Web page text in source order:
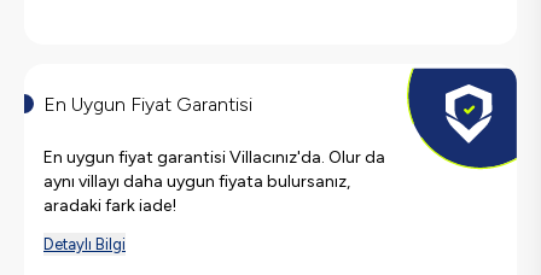
En Uygun Fiyat Garantisi
En uygun fiyat garantisi Villacınız'da. Olur da
aynı villayı daha uygun fiyata bulursanız,
aradaki fark iade!
Detaylı Bilgi